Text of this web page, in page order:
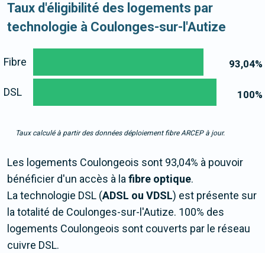
Taux d'éligibilité des logements par
technologie à Coulonges-sur-l'Autize
93,04%
100%
Fibre
DSL
Taux calculé à partir des données déploiement fibre ARCEP à jour.
Les logements Coulongeois sont 93,04% à pouvoir
bénéficier d'un accès à lafibre optique.
La technologie DSL (ADSL ou VDSL) est présente sur
la totalité de Coulonges-sur-l'Autize. 100% des
logements Coulongeois sont couverts par le réseau
cuivre DSL.